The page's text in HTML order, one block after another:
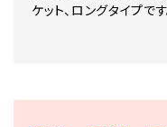
ケット、ロングタイプです